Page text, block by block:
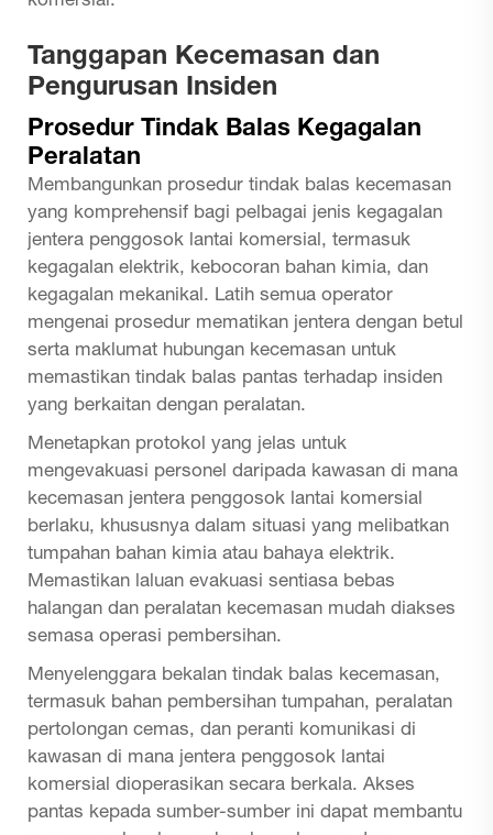
Tanggapan Kecemasan dan
Pengurusan Insiden
Prosedur Tindak Balas Kegagalan
Peralatan
Membangunkan prosedur tindak balas kecemasan
yang komprehensif bagi pelbagai jenis kegagalan
jentera penggosok lantai komersial, termasuk
kegagalan elektrik, kebocoran bahan kimia, dan
kegagalan mekanikal. Latih semua operator
mengenai prosedur mematikan jentera dengan betul
serta maklumat hubungan kecemasan untuk
memastikan tindak balas pantas terhadap insiden
yang berkaitan dengan peralatan.
Menetapkan protokol yang jelas untuk
mengevakuasi personel daripada kawasan di mana
kecemasan jentera penggosok lantai komersial
berlaku, khususnya dalam situasi yang melibatkan
tumpahan bahan kimia atau bahaya elektrik.
Memastikan laluan evakuasi sentiasa bebas
halangan dan peralatan kecemasan mudah diakses
semasa operasi pembersihan.
Menyelenggara bekalan tindak balas kecemasan,
termasuk bahan pembersihan tumpahan, peralatan
pertolongan cemas, dan peranti komunikasi di
kawasan di mana jentera penggosok lantai
komersial dioperasikan secara berkala. Akses
pantas kepada sumber-sumber ini dapat membantu